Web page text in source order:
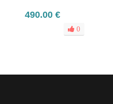
490.00 €
0